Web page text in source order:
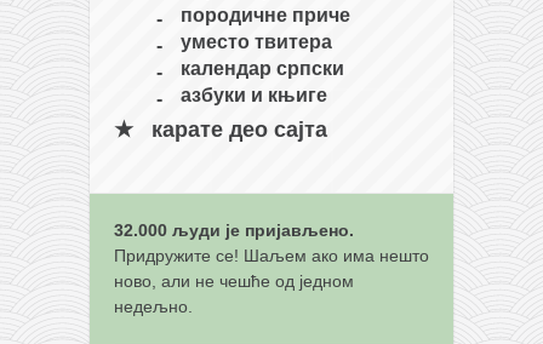
породичне приче
уместо твитера
календар српски
азбуки и књиге
карате део сајта
32.000 људи је пријављено.
Придружите се! Шаљем ако има нешто
ново, али не чешће од једном
недељно.